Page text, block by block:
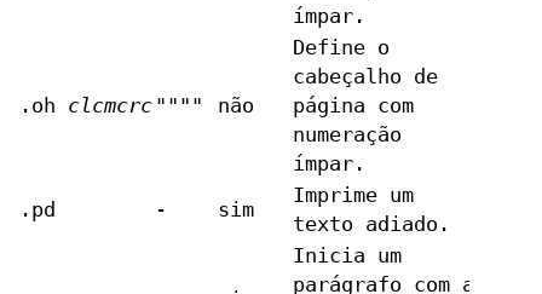
ímpar.
.oh clcmcrc """" não
Define o
cabeçalho de
página com
numeração
ímpar.
.pd
- sim
Imprime um
texto adiado.
Inicia um
parágrafo com a